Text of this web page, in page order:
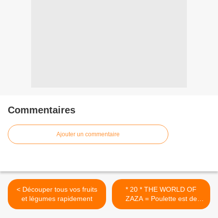
Commentaires
Ajouter un commentaire
< Découper tous vos fruits
et légumes rapidement
* 20 * THE WORLD OF
ZAZA = Poulette est de
retour à la maison >